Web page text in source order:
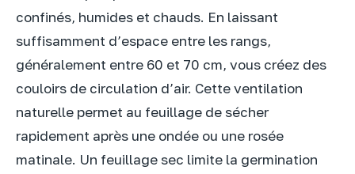
confinés, humides et chauds. En laissant
suffisamment d’espace entre les rangs,
généralement entre 60 et 70 cm, vous créez des
couloirs de circulation d’air. Cette ventilation
naturelle permet au feuillage de sécher
rapidement après une ondée ou une rosée
matinale. Un feuillage sec limite la germination